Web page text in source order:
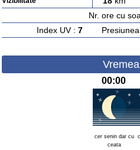
Nr. ore cu
Index UV : 7Presiunea
00:00
cer senin dar cu
ceata